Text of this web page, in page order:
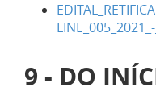
9 - DO